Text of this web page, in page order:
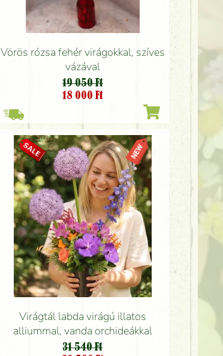
Vörös rózsa fehér virágokkal, szíves
vázával
19 050 Ft
18 000 Ft
Virágtál labda virágú illatos
alliummal, vanda orchideákkal
31 540 Ft